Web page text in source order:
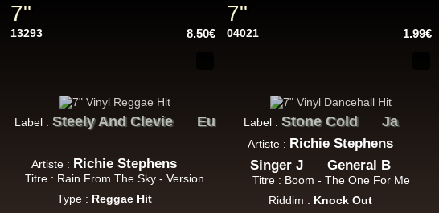
7"
13293 8.50€
Label : Steely And Clevie Eu
Artiste : Richie Stephens
Titre : Rain From The Sky - Version
Type : Reggae Hit
7"
04021 1.99€
Label : Stone Cold Ja
Artiste : Richie Stephens
Singer J
General B
Titre : Boom - The One For Me
Riddim : Knock Out